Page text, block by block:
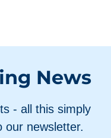
News
- all this simply
our newsletter.